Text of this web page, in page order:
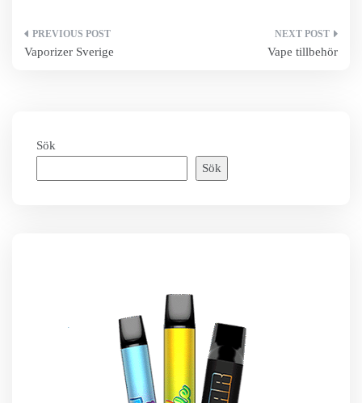
Inläggsnavigering
Vaporizer Sverige Vape tillbehör
Sök
Sök